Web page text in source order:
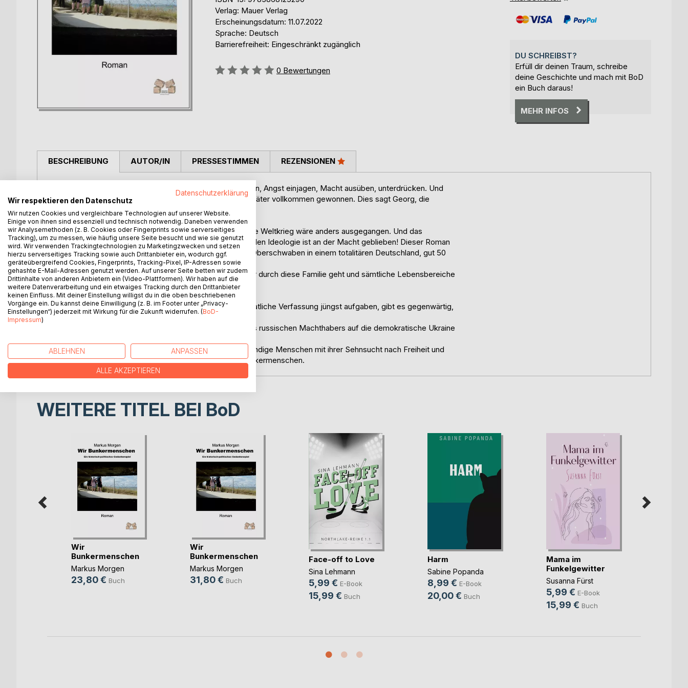
Verlag: Mauer Verlag
Erscheinungsdatum: 11.07.2022
Sprache: Deutsch
Barrierefreiheit: Eingeschränkt zugänglich
Bewertung::
0 Bewertungen
DU SCHREIBST?
Erfüll dir deinen Traum, schreibe
deine Geschichte und mach mit BoD
ein Buch daraus!
MEHR INFOS
BESCHREIBUNG
Vor allem wollen sie dieses Ziel ja erreichen: einschüchtern, Angst einjagen, Macht ausüben, unterdrücken. Und
wenn die Opfer nicht mehr davon reden, dann haben die Täter vollkommen gewonnen. Dies sagt Georg, die
Hauptperson im Roman.
Liebe Leserin, lieber Leser, stellen Sie sich vor, der Zweite Weltkrieg wäre anders ausgegangen. Und das
diktatorische NS-Regime mit seiner menschenverachtenden Ideologie ist an der Macht geblieben! Dieser Roman
erzählt davon, in einer fiktiven Familiengeschichte, die in Oberschwaben in einem totalitären Deutschland, gut 50
Jahre nach Kriegsende spielt.
Erzählt wird mit vielen historischen Bezügen vom Riss, der durch diese Familie geht und sämtliche Lebensbereiche
betrifft: Schulbildung, Arbeit, Kultur, Religion und Freizeit.
Antidemokratische Staaten und solche, die ihre rechtsstaatliche Verfassung jüngst aufgaben, gibt es gegenwärtig,
im Jahre 2022, viele auf der Erde.
Leider ist der Romaninhalt mit Angriffskrieg und Politik des russischen Machthabers auf die demokratische Ukraine
Trotzdem gibt es berechtigte Hoffnungen durch widerständige Menschen mit ihrer Sehnsucht nach Freiheit und
Menschlichkeit, in der Realität als auch im Roman Wir Bunkermenschen.
AUTOR/IN PRESSESTIMMEN REZENSIONEN
WEITERE TITEL BEI BoD
Wir
Bunkermenschen
Markus Morgen
23,80 € Buch
Wir
Bunkermenschen
Markus Morgen
31,80 € Buch
Face-off to Love
Sina Lehmann
5,99 € E-Book
15,99 € Buch
Harm
Sabine Popanda
8,99 € E-Book
20,00 € Buch
Mama im
Funkelgewitter
Susanna Fürst
5,99 € E-Book
15,99 € Buch
Datenschutzerklärung
Wir respektieren den Datenschutz
Wir nutzen Cookies und vergleichbare Technologien auf unserer Website.
Einige von ihnen sind essenziell und technisch notwendig. Daneben verwenden
wir Analysemethoden (z. B. Cookies oder Fingerprints sowie serverseitiges
Tracking), um zu messen, wie häufig unsere Seite besucht und wie sie genutzt
wird. Wir verwenden Trackingtechnologien zu Marketingzwecken und setzen
hierzu serverseitiges Tracking sowie auch Drittanbieter ein, wodurch ggf.
geräteübergreifend Cookies, Fingerprints, Tracking-Pixel, IP-Adressen sowie
gehashte E-Mail-Adressen genutzt werden. Auf unserer Seite betten wir zudem
Drittinhalte von anderen Anbietern ein (Video-Plattformen). Wir haben auf die
weitere Datenverarbeitung und ein etwaiges Tracking durch den Drittanbieter
keinen Einfluss. Mit deiner Einstellung willigst du in die oben beschriebenen
Vorgänge ein. Du kannst deine Einwilligung (z. B. im Footer unter „Privacy-
Einstellungen“) jederzeit mit Wirkung für die Zukunft widerrufen. (BoD-
Impressum)
ABLEHNEN ANPASSEN
ALLE AKZEPTIEREN